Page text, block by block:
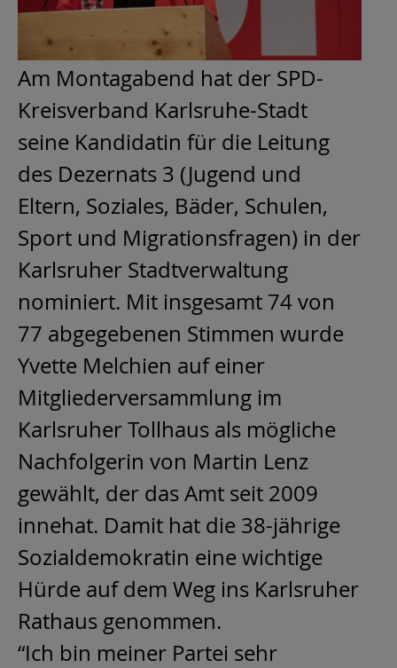
Am Montagabend hat der SPD-
Kreisverband Karlsruhe-Stadt
seine Kandidatin für die Leitung
des Dezernats 3 (Jugend und
Eltern, Soziales, Bäder, Schulen,
Sport und Migrationsfragen) in der
Karlsruher Stadtverwaltung
nominiert. Mit insgesamt 74 von
77 abgegebenen Stimmen wurde
Yvette Melchien auf einer
Mitgliederversammlung im
Karlsruher Tollhaus als mögliche
Nachfolgerin von Martin Lenz
gewählt, der das Amt seit 2009
innehat. Damit hat die 38-jährige
Sozialdemokratin eine wichtige
Hürde auf dem Weg ins Karlsruher
Rathaus genommen.
“Ich bin meiner Partei sehr